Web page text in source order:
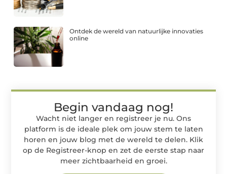
Ontdek de wereld van natuurlijke innovaties
online
Begin vandaag nog!
Wacht niet langer en registreer je nu. Ons
platform is de ideale plek om jouw stem te laten
horen en jouw blog met de wereld te delen. Klik
op de Registreer-knop en zet de eerste stap naar
meer zichtbaarheid en groei.